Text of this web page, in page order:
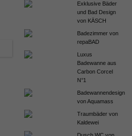
Exklusive Bäder
und Bad Design
von KÄSCH
Badezimmer von
repaBAD
Luxus
Badewanne aus
Carbon Corcel
N°1
Badewannendesign
von Aquamass
Traumbäder von
Kaldewei